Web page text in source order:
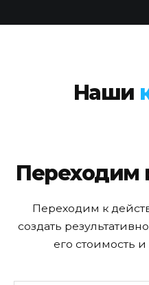
Наши
Переходим
Переходим к
создать
его стоимость